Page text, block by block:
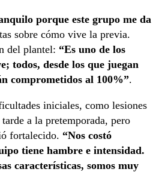
porque este grupo me da
sobre cómo vive la previa.
del plantel: “Es uno de los
todos, desde los que juegan
comprometidos al 100%”.
iniciales, como lesiones
a la pretemporada, pero
fortalecido. “Nos costó
tiene hambre e intensidad.
características, somos muy